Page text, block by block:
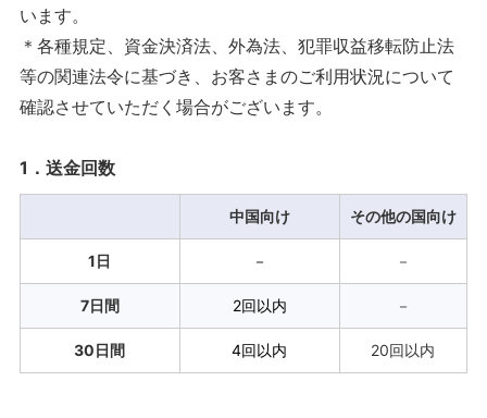
います。
＊各種規定、資金決済法、外為法、犯罪収益移転防止法
等の関連法令に基づき、お客さまのご利用状況について
確認させていただく場合がございます。
1．送金回数
中国向け その他の国向け
1日 － －
7日間 2回以内 －
30日間 4回以内 20回以内